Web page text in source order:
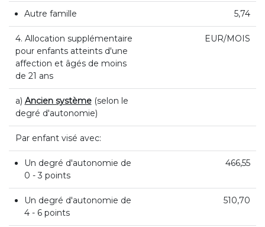
Autre famille 5,74
4. Allocation supplémentaire
pour enfants atteints d'une
affection et âgés de moins
de 21 ans
EUR/MOIS
a) Ancien système(selon le
degré d'autonomie)
Par enfant visé avec:
Un degré d'autonomie de
0 - 3 points
466,55
Un degré d'autonomie de
4 - 6 points
510,70